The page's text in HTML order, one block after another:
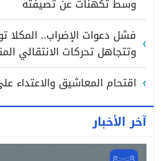
وسط تكهنات عن تصيفته
فشل دعوات الإضراب.. المكلا
وتتجاهل تحركات الانتقالي
اقتحام المعاشيق والاعتداء
آخر الأخبار